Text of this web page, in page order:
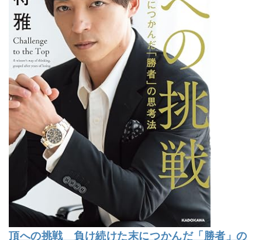
頂への挑戦 負け続けた末につかんだ「勝者」の